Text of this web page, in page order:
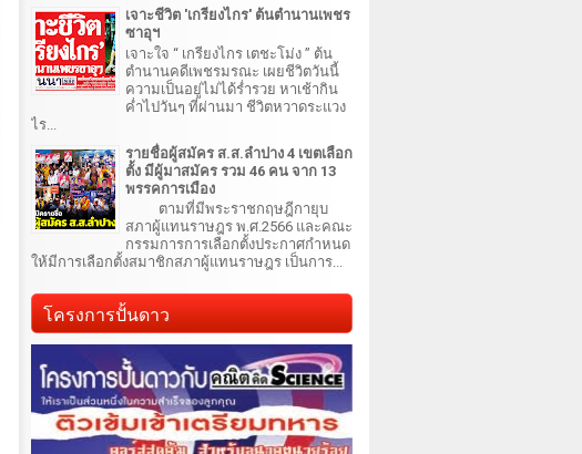
เจาะชีวิต 'เกรียงไกร' ต้นตำนานเพชร
ซาอุฯ
เจาะใจ “ เกรียงไกร เตชะโม่ง ” ต้น
ตำนานคดีเพชรมรณะ เผยชีวิตวันนี้
ความเป็นอยู่ไม่ได้ร่ำรวย หาเช้ากิน
ค่ำไปวันๆ ที่ผ่านมา ชีวิตหวาดระแวง
ไร...
รายชื่อผู้สมัคร ส.ส.ลำปาง 4 เขตเลือก
ตั้ง มีผู้มาสมัคร รวม 46 คน จาก 13
พรรคการเมือง
ตามที่มีพระราชกฤษฎีกายุบ
สภาผู้แทนราษฎร พ.ศ.2566 และคณะ
กรรมการการเลือกตั้งประกาศกำหนด
ให้มีการเลือกตั้งสมาชิกสภาผู้แทนราษฎร เป็นการ...
โครงการปั้นดาว